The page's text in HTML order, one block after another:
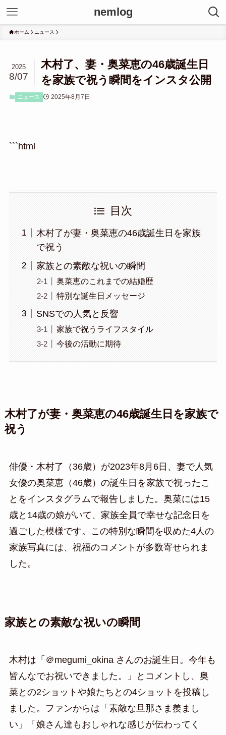
nemlog
ホーム ニュース
木村了、妻・奥菜恵の46歳誕生日
を家族で祝う瞬間をインスタ公開
2025
8/07
ニュース 2025年8月7日
```html
目次
木村了が妻・奥菜恵の46歳誕生日を家族
で祝う
家族との素敵な祝いの瞬間
奥菜恵のこれまでの結婚歴
特別な誕生日メッセージ
SNSでの人気と反響
家族で祝うライフスタイル
今後の活動に期待
木村了が妻・奥菜恵の46歳誕生日を家族で
祝う
俳優・木村了（36歳）が2023年8月6日、妻で人気
女優の奥菜恵（46歳）の誕生日を家族で祝ったこ
とをインスタグラムで報告しました。奥菜には15
歳と14歳の娘がいて、家族全員で幸せな記念日を
過ごした模様です。この特別な瞬間を収めた4人の
家族写真には、祝福のコメントが多数寄せられま
した。
家族との素敵な祝いの瞬間
木村は「＠megumi_okina さんのお誕生日。今年も
皆んなでお祝いできました。」とコメントし、奥
菜との2ショットや娘たちとの4ショットを投稿し
ました。ファンからは「素敵な旦那さま羨まし
い」「娘さん達もおしゃれな感じが伝わってく